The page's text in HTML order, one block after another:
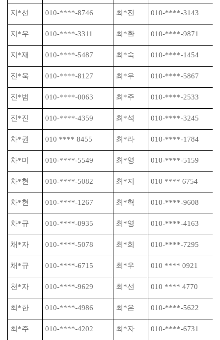
지 *선 010-****-8746 최 *진 010-****-3143
지 *우 010-****-3311 최 *환 010-****-9871
지 *재 010-****-5487 최 *숙 010-****-1454
진*욱 010-****-8127 최 *우 010-****-5867
진*범 010-****-0063 최 *주 010-****-2533
진*진 010-****-4359 최 *석 010-****-3245
차*권 010 **** 8455 최 *라 010-****-1784
차*미 010-****-5549 최 *영 010-****-5159
차*현 010-****-5082 최 *지 010 **** 6754
차*현 010-****-1267 최 *혁 010-****-9608
차*규 010-****-0935 최 *영 010-****-4163
채 *자 010-****-5078 최 *희 010-****-7295
채 *규 010-****-6715 최 *우 010 **** 0921
천*자 010-****-9629 최 *선 010 **** 4770
최 *한 010-****-4986 최 *은 010-****-5622
최 *주 010-****-4202 최 *자 010-****-6731